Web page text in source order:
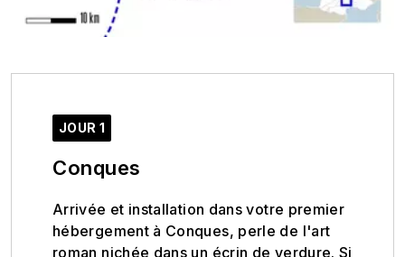
JOUR 1
Conques
Arrivée et installation dans votre premier
hébergement à Conques, perle de l'art
roman nichée dans un écrin de verdure. Si